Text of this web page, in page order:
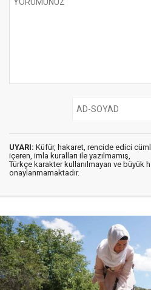
UYARI: Küfür, hakaret, rencide edici
içeren, imla kuralları ile yazılmamış,
Türkçe karakter kullanılmayan ve büyük
onaylanmamaktadır.